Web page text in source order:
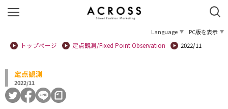
Language
PC版を表示
トップページ
定点観測/Fixed Point Observation 2022/11
定点観測
2022/11